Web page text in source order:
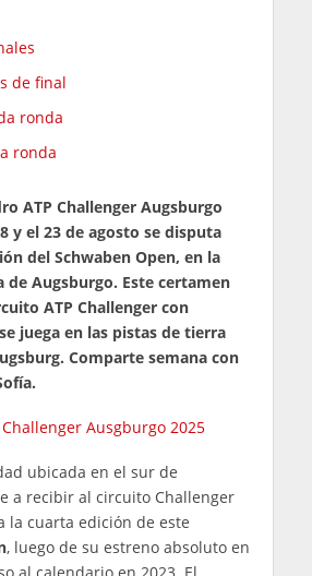
de final
ronda
ronda
ATP Challenger Augsburgo
y el 23 de agosto se disputa
del Schwaben Open, en la
de Augsburgo. Este certamen
ATP Challenger con
juega en las pistas de tierra
Comparte semana con
Challenger Ausgburgo 2025
ubicada en el sur de
a recibir al circuito Challenger
la cuarta edición de este
, luego de su estreno absoluto en